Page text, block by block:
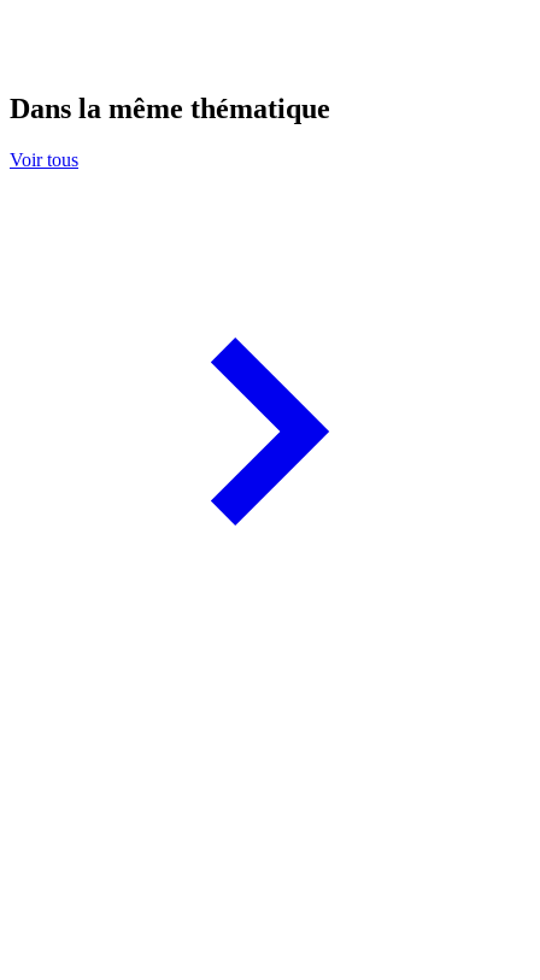
Dans la même thématique
Voir tous